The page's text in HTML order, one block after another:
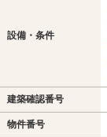
設備・条件
建築確認番号
物件番号